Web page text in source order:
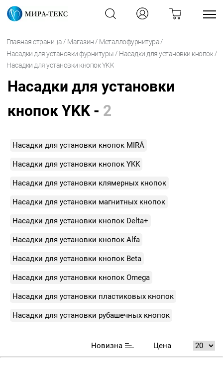
Главная страница / Магазин / Металлофурнитура /
Насадки для установки фурнитуры / Насадки для установки кнопок /
Насадки для установки кнопок YKK
Насадки для установки
кнопок YKK - 2
Насадки для установки кнопок MIRÁ
Насадки для установки кнопок YKK
Насадки для установки клямерных кнопок
Насадки для установки магнитных кнопок
Насадки для установки кнопок Delta+
Насадки для установки кнопок Alfa
Насадки для установки кнопок Beta
Насадки для установки кнопок Omega
Насадки для установки пластиковых кнопок
Насадки для установки рубашечных кнопок
Новизна Цена